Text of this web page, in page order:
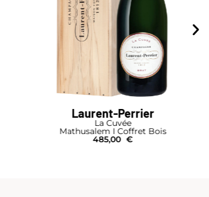
Laurent-Perrier
La Cuvée
Demi-Bouteille
21,00 €